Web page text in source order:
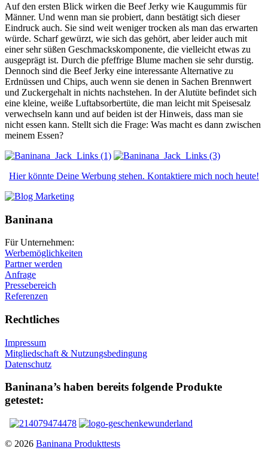
Auf den ersten Blick wirken die Beef Jerky wie Kaugummis für
Männer. Und wenn man sie probiert, dann bestätigt sich dieser
Eindruck auch. Sie sind weit weniger trocken als man das erwarten
würde. Scharf gewürzt, wie sich das gehört, aber leider auch mit
einer sehr süßen Geschmackskomponente, die vielleicht etwas zu
ausgeprägt ist. Durch die pfeffrige Blume machen sie sehr durstig.
Dennoch sind die Beef Jerky eine interessante Alternative zu
Erdnüssen und Chips, auch wenn sie denen in Sachen Brennwert
und Zuckergehalt in nichts nachstehen. In der Alutüte befindet sich
eine kleine, weiße Luftabsorbertüte, die man leicht mit Speisesalz
verwechseln kann und auf beiden ist der Hinweis, dass man sie
nicht essen kann. Stellt sich die Frage: Was macht es dann zwischen
meinem Essen?
Hier könnte Deine Werbung stehen. Kontaktiere mich noch heute!
Baninana
Für Unternehmen:
Werbemöglichkeiten
Partner werden
Anfrage
Pressebereich
Referenzen
Rechtliches
Impressum
Mitgliedschaft & Nutzungsbedingung
Datenschutz
Baninana’s haben bereits folgende Produkte
getestet:
© 2026 Baninana Produkttests